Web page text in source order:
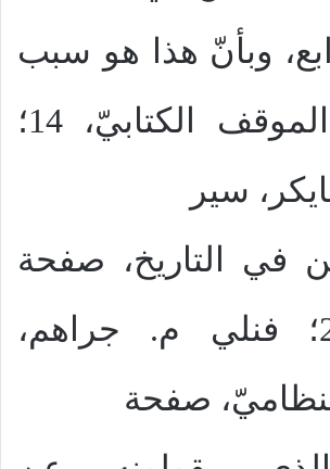
وبأنّ هذا هو سبب
ظهورها (الموقف الكتابيّ، 14؛
سير
في التاريخ، صفحة
141 و290؛ فنلي م. جراهم،
صفحة